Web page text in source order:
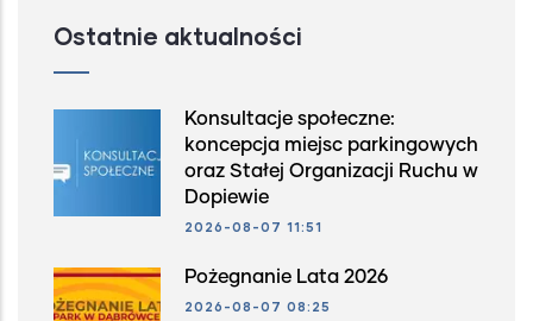
Ostatnie aktualności
Konsultacje społeczne:
koncepcja miejsc parkingowych
oraz Stałej Organizacji Ruchu w
Dopiewie
2026-08-07 11:51
Pożegnanie Lata 2026
2026-08-07 08:25